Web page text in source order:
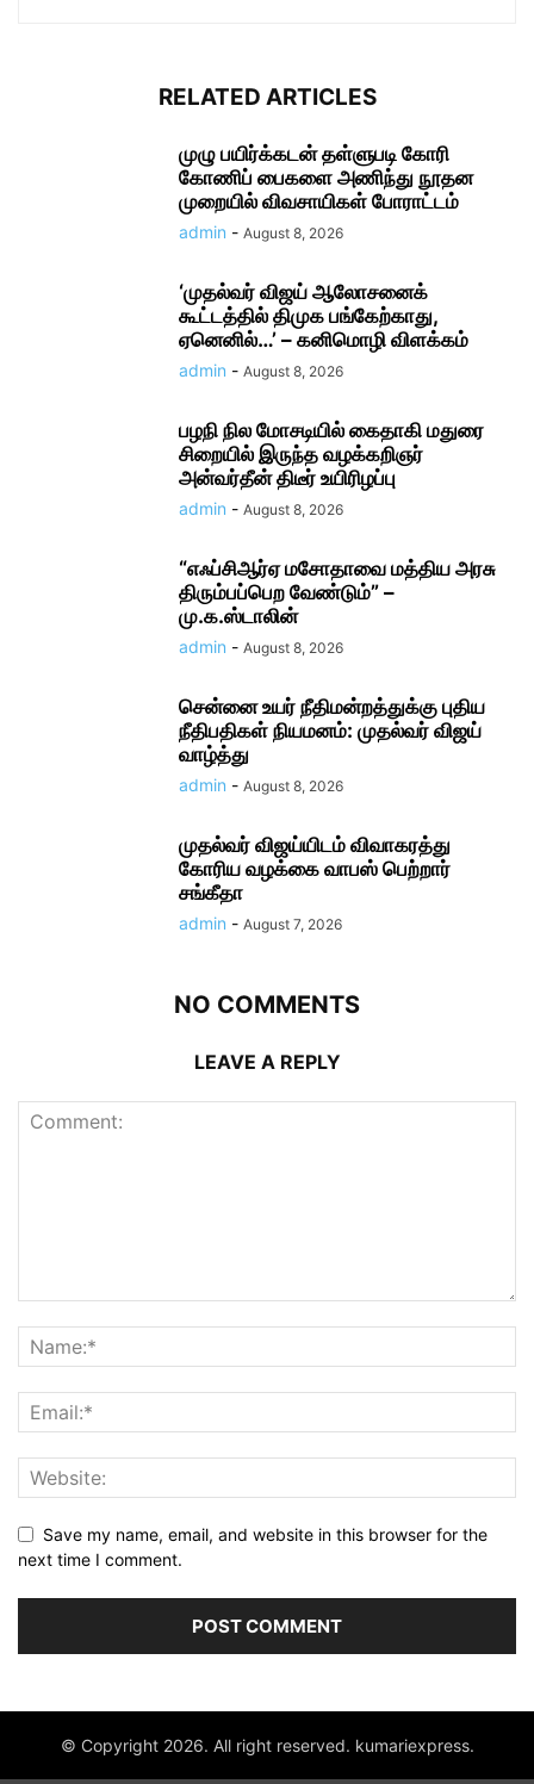
RELATED ARTICLES
முழு பயிர்க்கடன் தள்ளுபடி கோரி
கோணிப் பைகளை அணிந்து நூதன
முறையில் விவசாயிகள் போராட்டம்
admin - August 8, 2026
‘முதல்வர் விஜய் ஆலோசனைக்
கூட்டத்தில் திமுக பங்கேற்காது,
ஏனெனில்…’ – கனிமொழி விளக்கம்
admin - August 8, 2026
பழநி நில மோசடியில் கைதாகி மதுரை
சிறையில் இருந்த வழக்கறிஞர்
அன்வர்தீன் திடீர் உயிரிழப்பு
admin - August 8, 2026
“எஃப்சிஆர்ஏ மசோதாவை மத்திய அரசு
திரும்பப்பெற வேண்டும்” –
மு.க.ஸ்டாலின்
admin - August 8, 2026
சென்னை உயர் நீதிமன்றத்துக்கு புதிய
நீதிபதிகள் நியமனம்: முதல்வர் விஜய்
வாழ்த்து
admin - August 8, 2026
முதல்வர் விஜய்யிடம் விவாகரத்து
கோரிய வழக்கை வாபஸ் பெற்றார்
சங்கீதா
admin - August 7, 2026
NO COMMENTS
LEAVE A REPLY
Save my name, email, and website in this browser for the
next time I comment.
© Copyright 2026. All right reserved. kumariexpress.